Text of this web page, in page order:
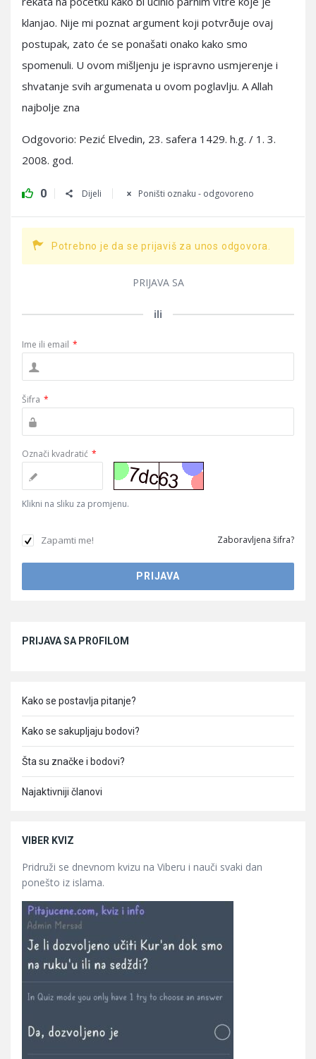
klanjao. Nije mi poznat argument koji potvrðuje ovaj
postupak, zato će se ponašati onako kako smo
spomenuli. U ovom mišljenju je ispravno usmjerenje i
shvatanje svih argumenata u ovom poglavlju. A Allah
najbolje zna
Odgovorio: Pezić Elvedin, 23. safera 1429. h.g. / 1. 3.
2008. god.
0 Dijeli Poništi oznaku - odgovoreno
Potrebno je da se prijaviš za unos odgovora.
PRIJAVA SA
ili
Ime ili email *
Šifra *
Označi kvadratić *
Klikni na sliku za promjenu.
Zapamti me! Zaboravljena šifra?
PRIJAVA SA PROFILOM
Kako se postavlja pitanje?
Kako se sakupljaju bodovi?
Šta su značke i bodovi?
Najaktivniji članovi
VIBER KVIZ
Pridruži se dnevnom kvizu na Viberu i nauči svaki dan
ponešto iz islama.